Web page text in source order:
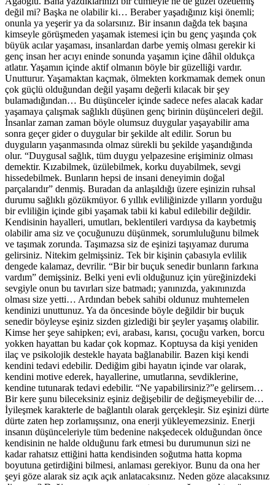
değil mi? Başka ne olabilir ki… Beraber yaşadığınız kişi önemli;
onunla ya yeşerir ya da solarsınız. Bir insanın dağda tek başına
kimseyle görüşmeden yaşamak istemesi için bu genç yaşında çok
büyük acılar yaşaması, insanlardan darbe yemiş olması gerekir ki
genç insan her acıyı eninde sonunda yaşamın içine dâhil oldukça
atlatır. Yaşamın içinde aktif olmanın böyle bir güzelliği vardır.
Unutturur. Yaşamaktan kaçmak, ölmekten korkmamak demek onun
çok güçlü olduğundan değil yaşamı değerli kılacak bir şey
bulamadığından… Bu düşünceler içinde sadece nefes alacak kadar
yaşamaya çalışmak sağlıklı düşünen genç birinin düşünceleri değil.
İnsanlar zaman zaman böyle olumsuz duygular yaşayabilir ama
sonra geçer gider o duygular bir şekilde alt edilir. Sorun bu
duyguların yaşanmasında olmaz sürekli bu şekilde yaşandığında
olur. “Duygusal sağlık, tüm duygu yelpazesine erişiminiz olması
demektir. Kızabilmek, üzülebilmek, korku duyabilmek, sevgi
hissedebilmek. Bunların hepsi de insani deneyimin doğal
parçalarıdır” denmiş. Buradan da anlaşıldığı üzere eşinizin ruhsal
durumu sağlıklı gözükmüyor. 6 yıllık evliliğinizde yılların yorduğu
bir evliliğin içinde gibi yaşamak tabii ki kabul edilebilir değildir.
Kendisinin hayalleri, umutları, beklentileri vardıysa da kaybetmiş
olabilir ama siz ve çocuğunuzu düşünmek, sorumluluğunu bilmek
ve taşımak zorunda. Taşımazsa siz de eşinizi taşıyamaz duruma
gelirsiniz. Nitekim gelmişsiniz. Tek bir kişinin çabasıyla evlilik
dengede kalamaz, devrilir. “Bir bir buçuk senedir bunların farkına
vardım” demişsiniz. Belki yeni evli olduğunuz için yüreğinizdeki
sevgiyle onun bu tavırları size batmadı; yanınızda, yakınınızda
olması size yetti… Ardından bebek sahibi oldunuz muhtemelen
kendinizi unuttunuz. Ya da öncesinde böyle değildir bir buçuk
senedir böyleyse eşiniz sizden gizlediği bir şeyler yaşamış olabilir.
Kimse her şeye sahipken; evi, arabası, karısı, çocuğu varken, borcu
yokken hayattan bu kadar çok kopmaz. Koptuysa da kişi yeniden
ilaç ve psikolojik destekle hayata bağlanabilir. Bazen kişi kendi
kendini tedavi edebilir. Dediğim gibi hayatın içinde var olarak,
kendini motive ederek, hayallerine, umutlarına, sevdiklerine,
kendine tutunarak tedavi edebilir. “Ne yapabilirsiniz?”e gelirsem…
Bir kere şunu bileceksiniz eşiniz değişebilir de değişmeyebilir de…
İyileşmek karakterle de bağlantılı olarak gerçekleşir. Siz eşinizi dürte
dürte zaten hep zorlamışsınız, ona enerji yükleyemezsiniz. Enerji
insanın düşünceleriyle tüm bedenine nakşedecek olduğundan önce
kendisinin ne halde olduğunu fark etmesi bu durumunun sizi ne
kadar rahatsız ettiğini hatta kendisinden soğutma hatta kopma
boyutuna getirdiğini bilmesi, anlaması gerekiyor. Bunu da ona her
şeyi göze alarak siz açık açık anlatacaksınız. Neden göze alacaksınız